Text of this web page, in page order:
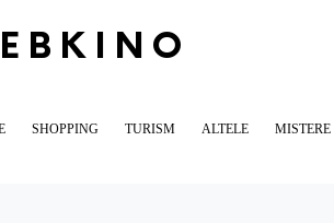
SHOPPING TURISM ALTELE MISTERE